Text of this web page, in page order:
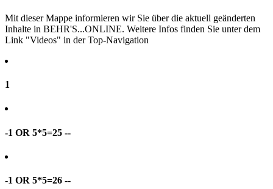
Mit dieser Mappe informieren wir Sie über die aktuell geänderten
Inhalte in BEHR'S...ONLINE. Weitere Infos finden Sie unter dem
Link "Videos" in der Top-Navigation
1
-1 OR 5*5=25 --
-1 OR 5*5=26 --